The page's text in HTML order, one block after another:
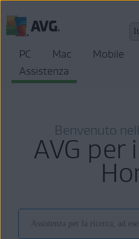
PC Mac Mobile
Assistenza
Benvenuto
AVG